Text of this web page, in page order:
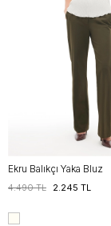
Ekru Balıkçı Yaka Bluz
2.245 TL
4.490 TL